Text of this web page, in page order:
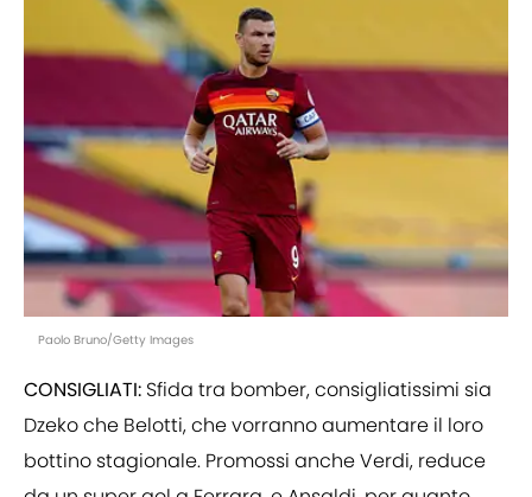
Paolo Bruno/Getty Images
CONSIGLIATI: Sfida tra bomber, consigliatissimi sia
Dzeko che Belotti, che vorranno aumentare il loro
bottino stagionale. Promossi anche Verdi, reduce